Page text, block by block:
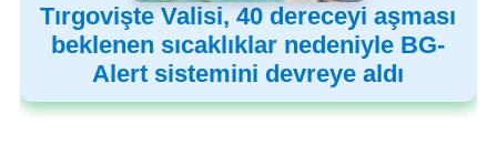
Tırgovişte Valisi, 40 dereceyi aşması
beklenen sıcaklıklar nedeniyle BG-
Alert sistemini devreye aldı